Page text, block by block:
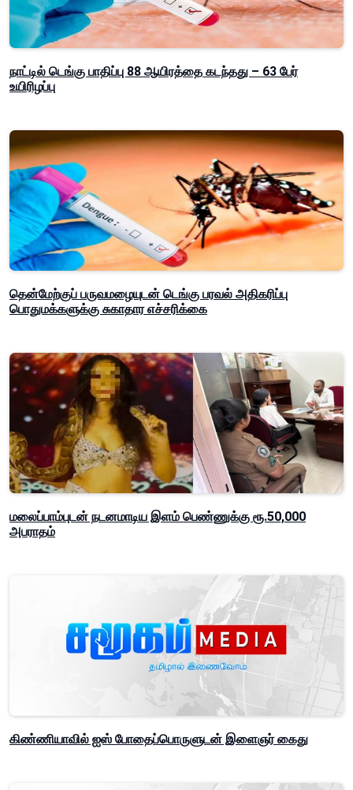
நாட்டில் டெங்கு பாதிப்பு 88 ஆயிரத்தை கடந்தது – 63 பேர்
உயிரிழப்பு
தென்மேற்குப் பருவமழையுடன் டெங்கு பரவல் அதிகரிப்பு
பொதுமக்களுக்கு சுகாதார எச்சரிக்கை
மலைப்பாம்புடன் நடனமாடிய இளம் பெண்ணுக்கு ரூ.50,000
அபராதம்
கிண்ணியாவில் ஐஸ் போதைப்பொருளுடன் இளைஞர் கைது